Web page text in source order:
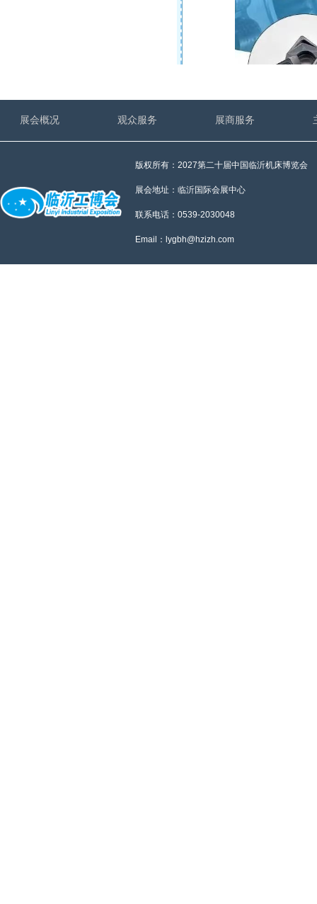
展会概况 观众服务 展商服务
版权所有：2027第二十届中国临沂机床博览会
展会地址：临沂国际会展中心
联系电话：0539-2030048
Email：lygbh@hzizh.com